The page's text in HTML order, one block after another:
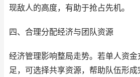
现敌人的高度，有助于抢占先机。
四、合理分配经济与团队资源
经济管理影响整局走势。若单人资
足，可选择共享资源，帮助队伍形